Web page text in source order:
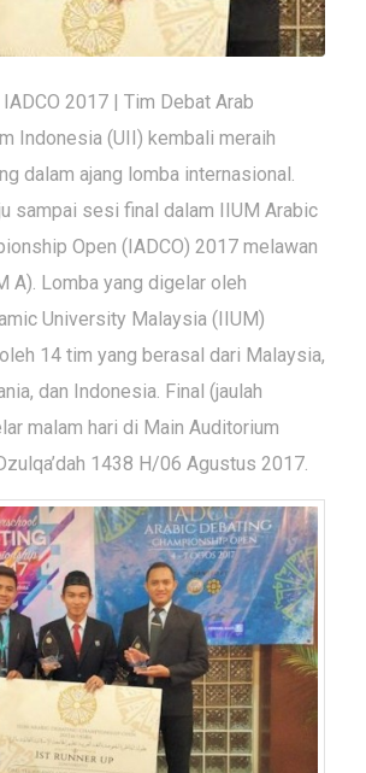
2017 | Tim Debat Arab
Indonesia (UII) kembali meraih
dalam ajang lomba internasional.
sampai sesi final dalam IIUM Arabic
Open (IADCO) 2017 melawan
A). Lomba yang digelar oleh
University Malaysia(IIUM)
14 tim yang berasal dari Malaysia,
dan Indonesia. Final (jaulah
malam hari di Main Auditorium
1438 H/06 Agustus 2017.